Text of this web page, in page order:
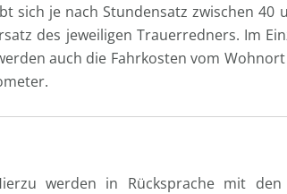
je nach Stundensatz zwischen 40
des jeweiligen Trauerredners. Im
auch die Fahrkosten vom
werden in Rücksprache mit den